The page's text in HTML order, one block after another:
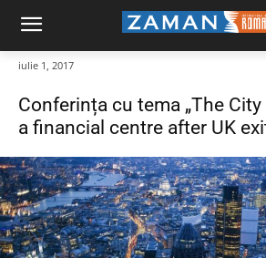
iulie 1, 2017
Conferința cu tema „The
a financial centre after UK